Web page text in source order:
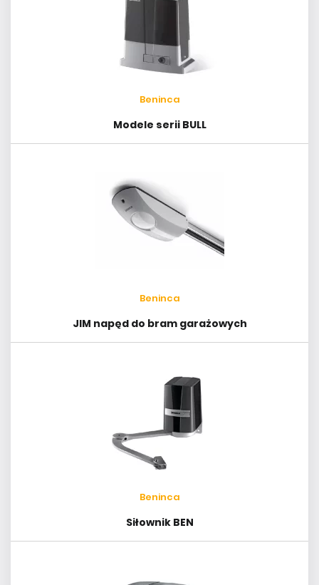
Beninca
Modele serii BULL
Beninca
JIM napęd do bram garażowych
Beninca
Siłownik BEN